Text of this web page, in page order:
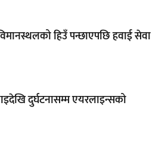
हिउँ पन्छाएपछि हवाई सेवा
दुर्घटनासम्म एयरलाइन्सको